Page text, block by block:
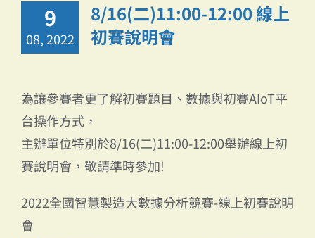
9
08, 2022
8/16(二)11:00-12:00 線上
初賽說明會
為讓參賽者更了解初賽題目、數據與初賽AIoT平
台操作方式，
主辦單位特別於8/16(二)11:00-12:00舉辦線上初
賽說明會，敬請準時參加!
2022全國智慧製造大數據分析競賽-線上初賽說明
會